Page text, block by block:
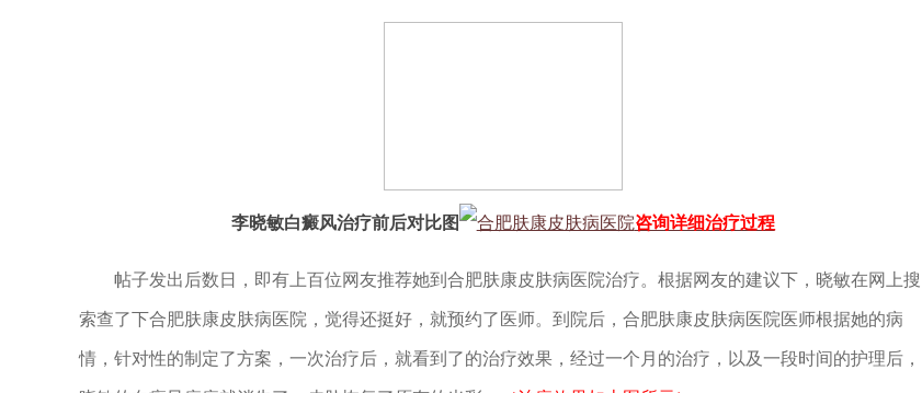
李晓敏白癜风治疗前后对比图 咨询详细治疗过程
帖子发出后数日，即有上百位网友推荐她到合肥肤康皮肤病医院治疗。根据网友的建议下，晓敏在网上搜
索查了下合肥肤康皮肤病医院，觉得还挺好，就预约了医师。到院后，合肥肤康皮肤病医院医师根据她的病
情，针对性的制定了方案，一次治疗后，就看到了的治疗效果，经过一个月的治疗，以及一段时间的护理后，